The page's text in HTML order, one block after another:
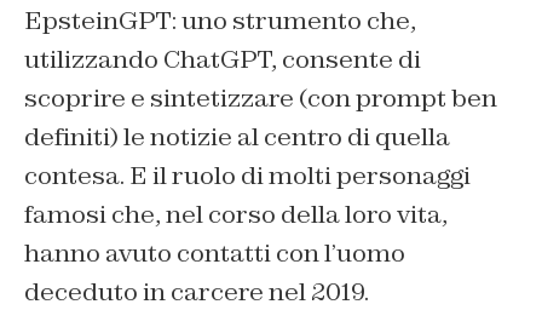
EpsteinGPT: uno strumento che,
utilizzando ChatGPT, consente di
scoprire e sintetizzare (con prompt ben
definiti) le notizie al centro di quella
contesa. E il ruolo di molti personaggi
famosi che, nel corso della loro vita,
hanno avuto contatti con l’uomo
deceduto in carcere nel 2019.